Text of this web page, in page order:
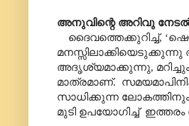
അനുവിന്റെ അറിവു
ദൈവത്തെക്കുറിച്ച്, ‘
അദൃശ്യമാക്കുന്നു,
മാത്രമാണ്.
സാധിക്കുന്ന
മുടി ഉപയോഗിച്ച്